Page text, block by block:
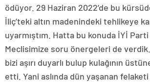
ödüyor. 29 Haziran 2022’de bu
İliç’teki altın madenindeki tehlikeye
uyarmıştım. Hatta bu konuda İYİ
Meclisimize soru önergeleri de
bizi aşırı duyarlı bulup kulağının
etti. Yani aslında dün yaşanan felaketi